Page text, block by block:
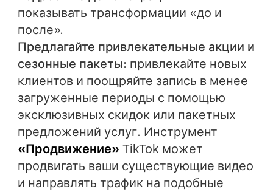
показывать трансформации «до и
после».
Предлагайте привлекательные акции и
сезонные пакеты: привлекайте новых
клиентов и поощряйте запись в менее
загруженные периоды с помощью
эксклюзивных скидок или пакетных
предложений услуг. Инструмент
«Продвижение» TikTok может
продвигать ваши существующие видео
и направлять трафик на подобные